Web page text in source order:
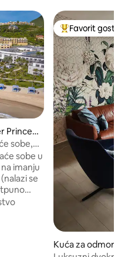
Prince's
sobe,
sobe u
imanju
se
su
Glavni favorit
Favorit gostiju
Kuća za odmor u